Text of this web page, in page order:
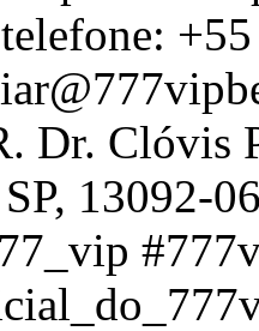
Dr. Clóvis
13092-